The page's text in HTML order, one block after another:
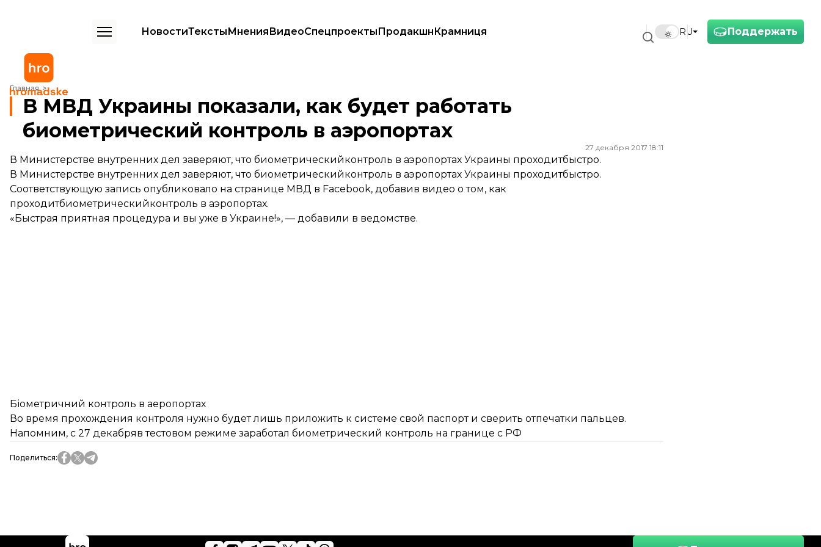
Поддержать
RU
НовостиТекстыМненияВидеоСпецпроектыПродакшнКрамниця
Главная
В МВД Украины показали, как будет работать биометрический контроль в аэропортах
В МВД Украины показали, как будет работать
биометрический контроль в аэропортах
27 декабря 2017 18:11
В Министерстве внутренних дел заверяют, что биометрическийконтроль в аэропортах Украины проходитбыстро.
В Министерстве внутренних дел заверяют, что биометрическийконтроль в аэропортах Украины проходитбыстро.
Соответствующую запись опубликовало на странице МВД в Facebook, добавив видео о том, как
проходитбиометрическийконтроль в аэропортах.
«Быстрая приятная процедура и вы уже в Украине!», — добавили в ведомстве.
Біометричний контроль в аеропортах
Во время прохождения контроля нужно будет лишь приложить к системе свой паспорт и сверить отпечатки пальцев.
Напомним, с 27 декабряв тестовом режиме заработал биометрический контроль на границе с РФ
Поделиться: